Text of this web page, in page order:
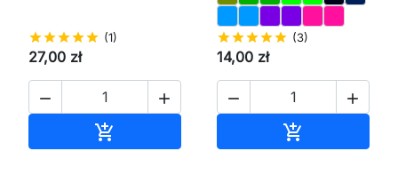
starstarstarstarstar (1)
27,00 zł
 

starstarstarstarstar (3)
14,00 zł
 
